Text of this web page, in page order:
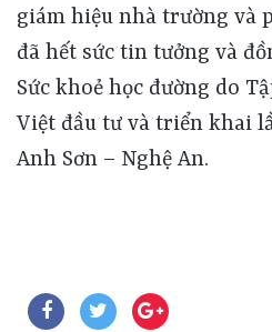
giám hiệu nhà trường và
đã hết sức tin tưởng và
Sức khoẻ học đường do
Việt đầu tư và triển khai
Anh Sơn – Nghệ An.